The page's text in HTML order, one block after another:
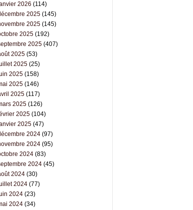
2026 (114)
2025(145)
2025(145)
2025(192)
2025(407)
2025(53)
2025(25)
2025(158)
2025(146)
2025(117)
2025(126)
2025(104)
2025(47)
2024(97)
2024(95)
2024(83)
2024(45)
2024(30)
2024(77)
2024(23)
2024(34)